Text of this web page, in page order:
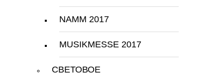
NAMM 2017
MUSIKMESSE 2017
СВЕТОВОЕ